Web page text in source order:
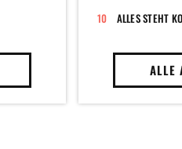
ALLES STEHT
ALLE